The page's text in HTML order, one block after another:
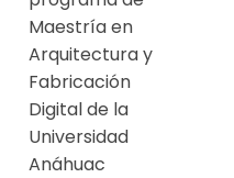
Maestría en
Arquitectura y
Fabricación
Digital de la
Universidad
Anáhuac